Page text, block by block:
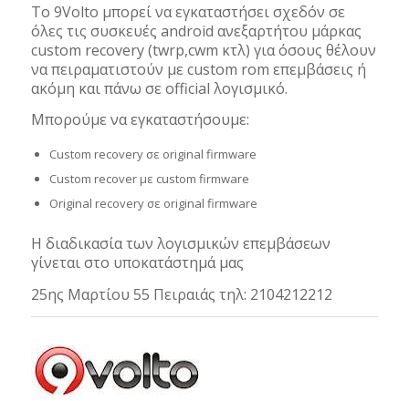
To 9Volto μπορεί να εγκαταστήσει σχεδόν σε
όλες τις συσκευές android ανεξαρτήτου μάρκας
custom recovery (twrp,cwm κτλ) για όσους θέλουν
να πειραματιστούν με custom rom επεμβάσεις ή
ακόμη και πάνω σε official λογισμικό.
Μπορούμε να εγκαταστήσουμε:
Custom recovery σε original firmware
Custom recover με custom firmware
Original recovery σε original firmware
Η διαδικασία των λογισμικών επεμβάσεων
γίνεται στο υποκατάστημά μας
25ης Μαρτίου 55 Πειραιάς τηλ: 2104212212